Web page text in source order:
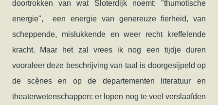
doortrokken van wat Sloterdijk noemt: "thumotische
energie", een energie van genereuze fierheid, van
scheppende, mislukkende en weer recht kreffelende
kracht. Maar het zal vrees ik nog een tijdje duren
vooraleer deze beschrijving van taal is doorgesijpeld op
de scènes en op de departementen literatuur en
theaterwetenschappen: er lopen nog te veel verslaafden